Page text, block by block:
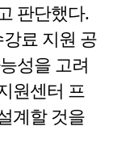
판단했다.
료 지원 공
성을 고려
원센터 프
계할 것을